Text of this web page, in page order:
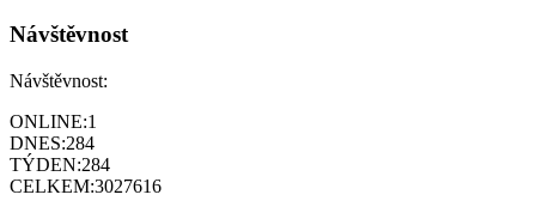
Návštěvnost
Návštěvnost:
ONLINE:1
DNES:284
TÝDEN:284
CELKEM:3027616